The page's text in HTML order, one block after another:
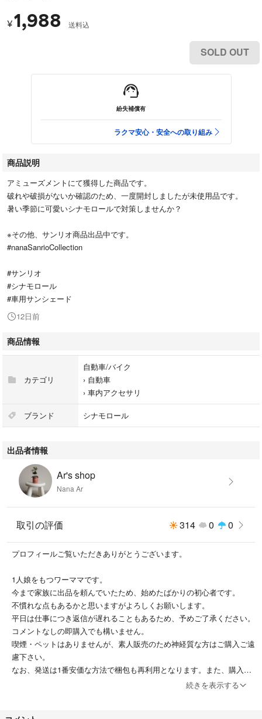
¥1,988 送料込
SOLD OUT
紛失補償有
ラクマ安心・安全への取り組み
商品説明
アミューズメントにて獲得した商品です。
破れや破損がないか確認のため、一度開封しましたが未使用品です。
暑い季節に可愛いシナモロールで対策しませんか？
※その他、サンリオ商品出品中です。
#nanaSanrioCollection
#サンリオ
#シナモロール
#車用サンシェード
12日前
商品情報
カテゴリ
自動車/バイク
› 自動車
› 車内アクセサリ
ブランド シナモロール
出品者情報
Ar's shop
Nana Ar
取引の評価 314 0 0
プロフィールご覧いただきありがとうございます。
1人娘をもつワーママです。
今まで家族に出品を頼んでいたため、始めたばかりの初心者です。
不慣れな点もあるかと思いますがよろしくお願いします。
平日は仕事につき返信が遅れることもあるため、予めご了承ください。
コメントなしの即購入でも構いません。
喫煙・ペットはありませんが、素人販売のため神経質な方はご購入ご遠
慮下さい。
なお、発送は1番安価な方法で梱包も再利用となります。また、購入後
のキャンセル、クレームはご遠慮下さい。ご要望、ご質問があれはコメ
続きを表示する